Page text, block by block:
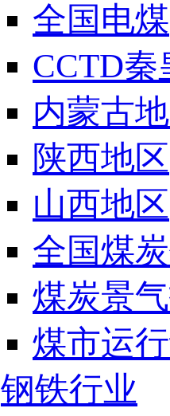
全国电煤
CCTD秦
内蒙古
陕西地区
山西地区
全国煤
煤炭景
煤市运
钢铁行业